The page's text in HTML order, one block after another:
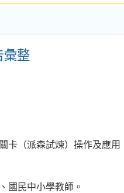
彙整
卡（派森試煉）操作及應用
國民中小學教師。